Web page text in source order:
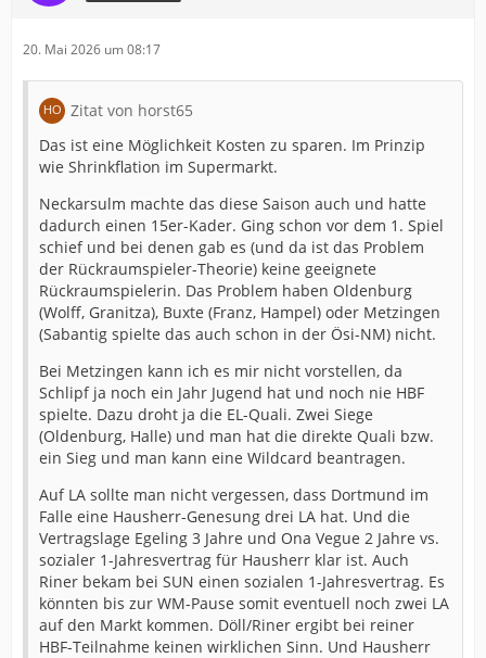
20. Mai 2026 um 08:17
Zitat von horst65
Das ist eine Möglichkeit Kosten zu sparen. Im Prinzip
wie Shrinkflation im Supermarkt.
Neckarsulm machte das diese Saison auch und hatte
dadurch einen 15er-Kader. Ging schon vor dem 1. Spiel
schief und bei denen gab es (und da ist das Problem
der Rückraumspieler-Theorie) keine geeignete
Rückraumspielerin. Das Problem haben Oldenburg
(Wolff, Granitza), Buxte (Franz, Hampel) oder Metzingen
(Sabantig spielte das auch schon in der Ösi-NM) nicht.
Bei Metzingen kann ich es mir nicht vorstellen, da
Schlipf ja noch ein Jahr Jugend hat und noch nie HBF
spielte. Dazu droht ja die EL-Quali. Zwei Siege
(Oldenburg, Halle) und man hat die direkte Quali bzw.
ein Sieg und man kann eine Wildcard beantragen.
Auf LA sollte man nicht vergessen, dass Dortmund im
Falle eine Hausherr-Genesung drei LA hat. Und die
Vertragslage Egeling 3 Jahre und Ona Vegue 2 Jahre vs.
sozialer 1-Jahresvertrag für Hausherr klar ist. Auch
Riner bekam bei SUN einen sozialen 1-Jahresvertrag. Es
könnten bis zur WM-Pause somit eventuell noch zwei LA
auf den Markt kommen. Döll/Riner ergibt bei reiner
HBF-Teilnahme keinen wirklichen Sinn. Und Hausherr